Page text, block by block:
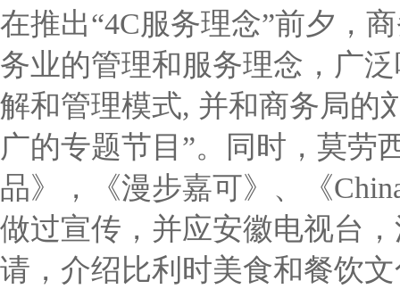
在推出“4C服务理念”前夕，
务业的管理和服务理念，广
解和管理模式, 并和商务局的
广的专题节目”。同时，莫劳
品》，《漫步嘉可》、《
做过宣传，并应安徽电视台
请，介绍比利时美食和餐饮